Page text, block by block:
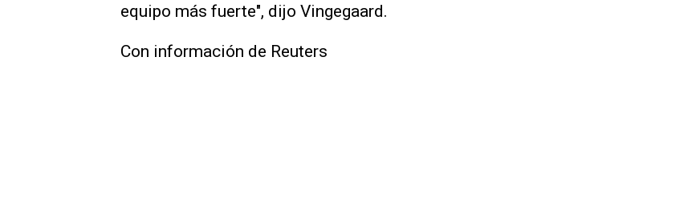
equipo más fuerte", dijo Vingegaard.
Con información de Reuters